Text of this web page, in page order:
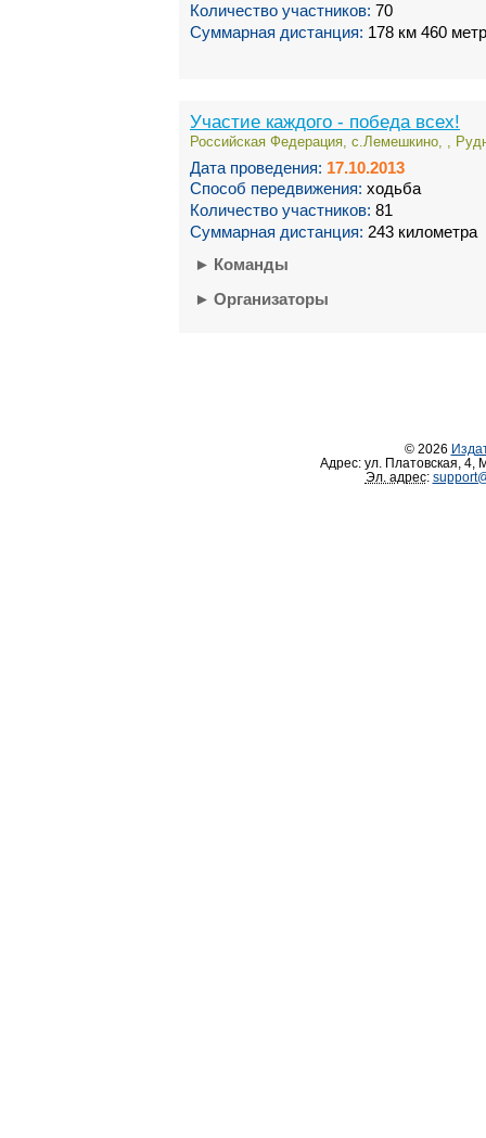
Количество участников: 70
Суммарная дистанция: 178 км 460
Участие каждого - победа всех!
Российская Федерация, с.Лемешкино, ,
Дата проведения: 17.10.2013
Способ передвижения: ходьба
Количество участников: 81
Суммарная дистанция: 243 километра
► Команды
► Организаторы
© 2026
Адрес: ул. Платовская, 4
Эл. адрес: